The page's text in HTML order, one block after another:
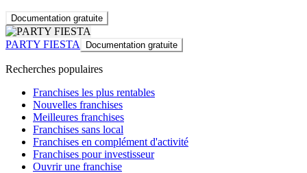
Documentation gratuite
PARTY FIESTA Documentation gratuite
Recherches populaires
Franchises les plus rentables
Nouvelles franchises
Meilleures franchises
Franchises sans local
Franchises en complément d'activité
Franchises pour investisseur
Ouvrir une franchise